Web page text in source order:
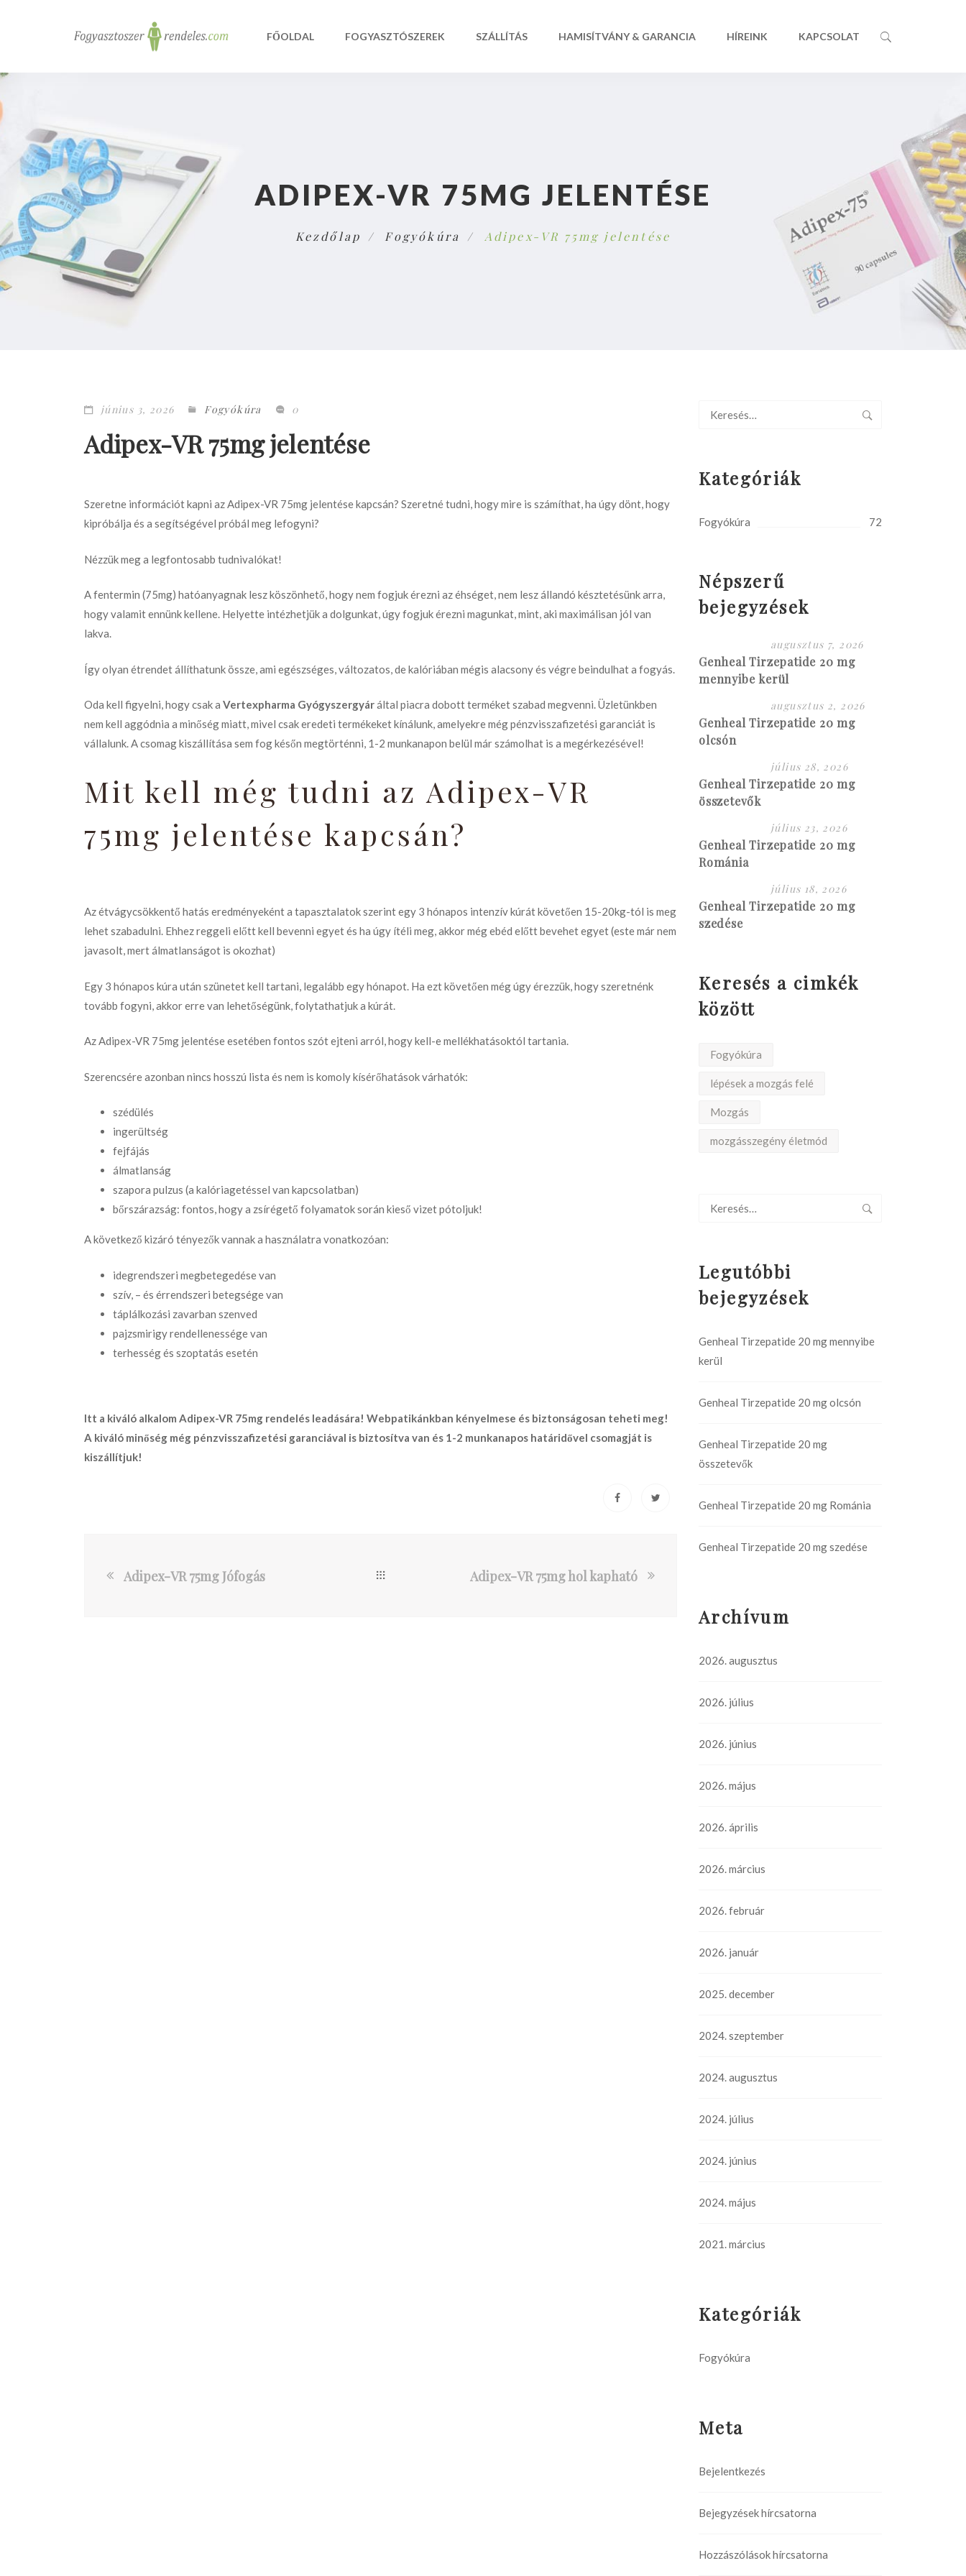
FŐOLDAL FOGYASZTÓSZEREK SZÁLLÍTÁS HAMISÍTVÁNY & GARANCIA HÍREINK KAPCSOLAT
ADIPEX-VR 75MG JELENTÉSE
Kezdőlap Fogyókúra Adipex-VR 75mg jelentése
június 3, 2026 Fogyókúra 0
Adipex-VR 75mg jelentése
Szeretne információt kapni az Adipex-VR 75mg jelentése kapcsán? Szeretné tudni, hogy mire is számíthat, ha úgy dönt, hogy
kipróbálja és a segítségével próbál meg lefogyni?
Nézzük meg a legfontosabb tudnivalókat!
A fentermin (75mg) hatóanyagnak lesz köszönhető, hogy nem fogjuk érezni az éhséget, nem lesz állandó késztetésünk arra,
hogy valamit ennünk kellene. Helyette intézhetjük a dolgunkat, úgy fogjuk érezni magunkat, mint, aki maximálisan jól van
lakva.
Így olyan étrendet állíthatunk össze, ami egészséges, változatos, de kalóriában mégis alacsony és végre beindulhat a fogyás.
Oda kell figyelni, hogy csak a Vertexpharma Gyógyszergyáráltal piacra dobott terméket szabad megvenni. Üzletünkben
nem kell aggódnia a minőség miatt, mivel csak eredeti termékeket kínálunk, amelyekre még pénzvisszafizetési garanciát is
vállalunk. A csomag kiszállítása sem fog későn megtörténni, 1-2 munkanapon belül már számolhat is a megérkezésével!
Mit kell még tudni az Adipex-VR
75mg jelentése kapcsán?
Az étvágycsökkentő hatás eredményeként a tapasztalatok szerint egy 3 hónapos intenzív kúrát követően 15-20kg-tól is meg
lehet szabadulni. Ehhez reggeli előtt kell bevenni egyet és ha úgy ítéli meg, akkor még ebéd előtt bevehet egyet (este már nem
javasolt, mert álmatlanságot is okozhat)
Egy 3 hónapos kúra után szünetet kell tartani, legalább egy hónapot. Ha ezt követően még úgy érezzük, hogy szeretnénk
tovább fogyni, akkor erre van lehetőségünk, folytathatjuk a kúrát.
Az Adipex-VR 75mg jelentése esetében fontos szót ejteni arról, hogy kell-e mellékhatásoktól tartania.
Szerencsére azonban nincs hosszú lista és nem is komoly kísérőhatások várhatók:
szédülés
ingerültség
fejfájás
álmatlanság
szapora pulzus (a kalóriagetéssel van kapcsolatban)
bőrszárazság: fontos, hogy a zsírégető folyamatok során kieső vizet pótoljuk!
A következő kizáró tényezők vannak a használatra vonatkozóan:
idegrendszeri megbetegedése van
szív, – és érrendszeri betegsége van
táplálkozási zavarban szenved
pajzsmirigy rendellenessége van
terhesség és szoptatás esetén
Itt a kiváló alkalom Adipex-VR 75mg rendelés leadására! Webpatikánkban kényelmese és biztonságosan teheti meg!
A kiváló minőség még pénzvisszafizetési garanciával is biztosítva van és 1-2 munkanapos határidővel csomagját is
kiszállítjuk!
Adipex-VR 75mg Jófogás Adipex-VR 75mg hol kapható
Kategóriák
Fogyókúra 72
Népszerű
bejegyzések
augusztus 7, 2026
Genheal Tirzepatide 20 mg
mennyibe kerül
augusztus 2, 2026
Genheal Tirzepatide 20 mg
olcsón
július 28, 2026
Genheal Tirzepatide 20 mg
összetevők
július 23, 2026
Genheal Tirzepatide 20 mg
Románia
július 18, 2026
Genheal Tirzepatide 20 mg
szedése
Keresés a cimkék
között
Fogyókúra
lépések a mozgás felé
Mozgás
mozgásszegény életmód
Legutóbbi
bejegyzések
Genheal Tirzepatide 20 mg mennyibe
kerül
Genheal Tirzepatide 20 mg olcsón
Genheal Tirzepatide 20 mg
összetevők
Genheal Tirzepatide 20 mg Románia
Genheal Tirzepatide 20 mg szedése
Archívum
2026. augusztus
2026. július
2026. június
2026. május
2026. április
2026. március
2026. február
2026. január
2025. december
2024. szeptember
2024. augusztus
2024. július
2024. június
2024. május
2021. március
Kategóriák
Fogyókúra
Meta
Bejelentkezés
Bejegyzések hírcsatorna
Hozzászólások hírcsatorna